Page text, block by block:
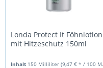
Londa Protect It Föhnlotion
mit Hitzeschutz 150ml
Inhalt 150 Milliliter(9,47 € * / 100 Milliliter)